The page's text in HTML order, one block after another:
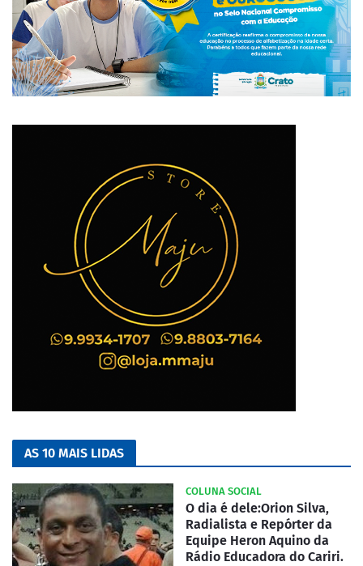
AS 10 MAIS LIDAS
COLUNA SOCIAL
O dia é dele:Orion Silva,
Radialista e Repórter da
Equipe Heron Aquino da
Rádio Educadora do Cariri.